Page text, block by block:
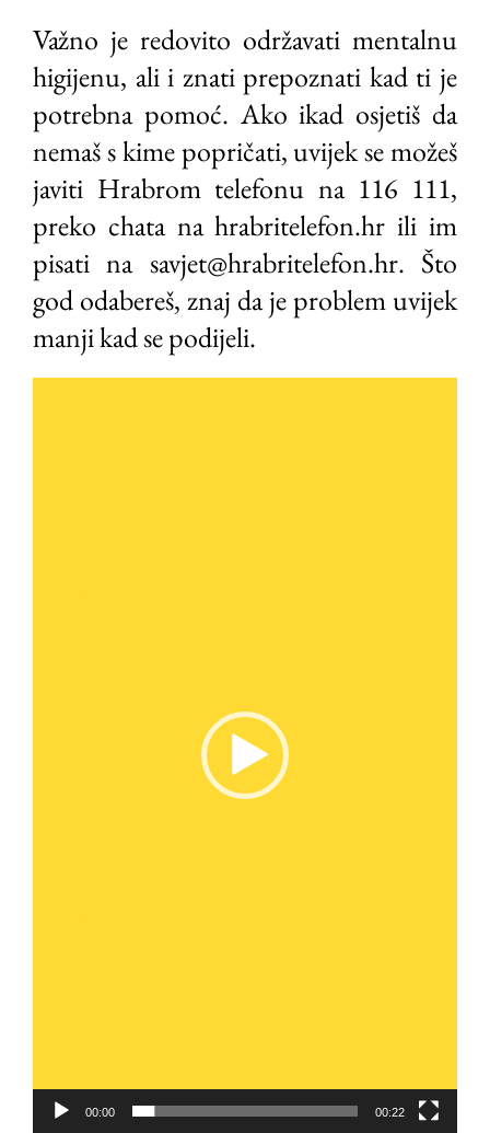
Važno je redovito održavati mentalnu
higijenu, ali i znati prepoznati kad ti je
potrebna pomoć. Ako ikad osjetiš da
nemaš s kime popričati, uvijek se možeš
javiti Hrabrom telefonu na 116 111,
preko chata na hrabritelefon.hr ili im
pisati na savjet@hrabritelefon.hr. Što
god odabereš, znaj da je problem uvijek
manji kad se podijeli.
00:00 00:22